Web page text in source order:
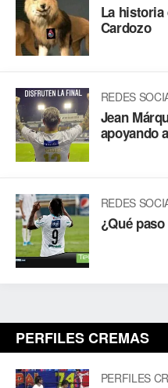
La historia
Cardozo
REDES
Jean
apoyando
REDES
¿Qué
PERFILES CREMAS
PERFILES